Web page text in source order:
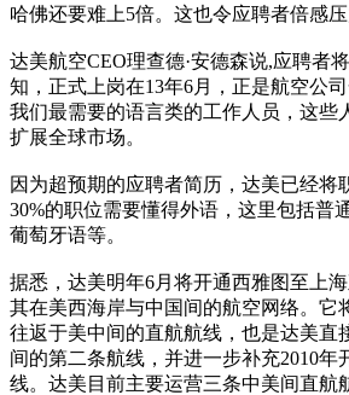
哈佛还要难上5倍。这也令应聘者倍感压
达美航空CEO理查德·安德森说,应聘者
知，正式上岗在13年6月，正是航空公
我们最需要的语言类的工作人员，这些
扩展全球市场。
因为超预期的应聘者简历，达美已经将
30%的职位需要懂得外语，这里包括普
葡萄牙语等。
据悉，达美明年6月将开通西雅图至上
其在美西海岸与中国间的航空网络。它
往返于美中间的直航航线，也是达美直
间的第二条航线，并进一步补充2010年
线。达美目前主要运营三条中美间直航